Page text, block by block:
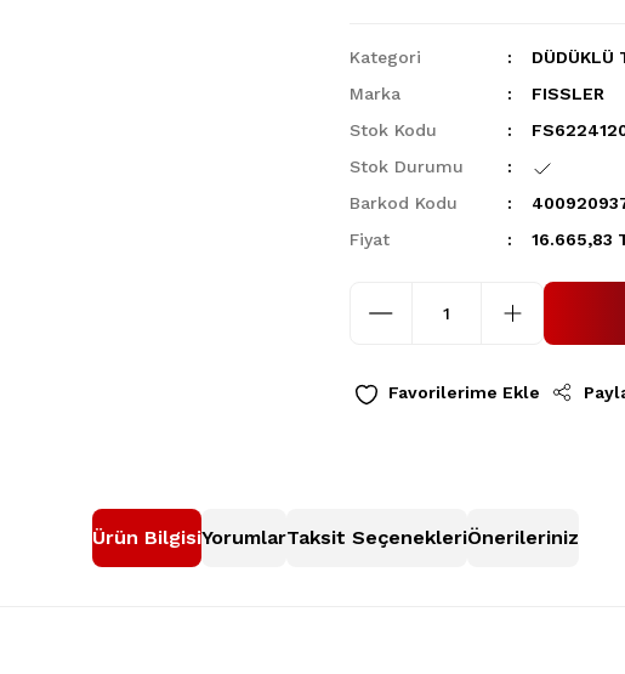
Kategori
DÜDÜKLÜ
Marka
FISSLER
Stok Kodu
Stok Durumu
Barkod Kodu
Fiyat
16.665,83
Ürün BilgisiYorumlarTaksit SeçenekleriÖnerileriniz